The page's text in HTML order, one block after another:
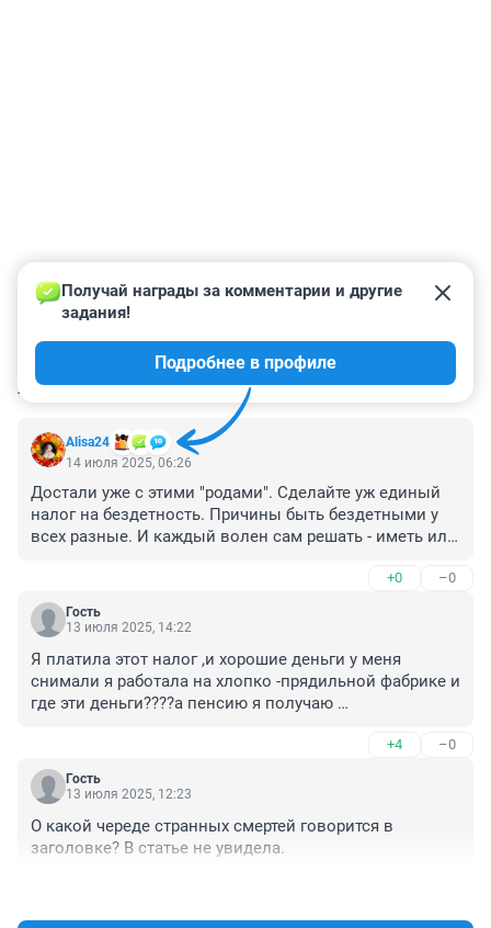
КОММЕНТАРИИ 9
Alisa24
Получай награды за комментарии и другие
задания!
Подробнее в профиле
14 июля 2025, 06:26
Достали уже с этими "родами". Сделайте уж единый
налог на бездетность. Причины быть бездетными у
всех разные. И каждый волен сам решать - иметь или
+0 –0
Гость
13 июля 2025, 14:22
Я платила этот налог ,и хорошие деньги у меня
снимали я работала на хлопко -прядильной фабрике и
где эти деньги????а пенсию я получаю
карман..................
+4 –0
Гость
13 июля 2025, 12:23
О какой череде странных смертей говорится в
заголовке? В статье не увидела.